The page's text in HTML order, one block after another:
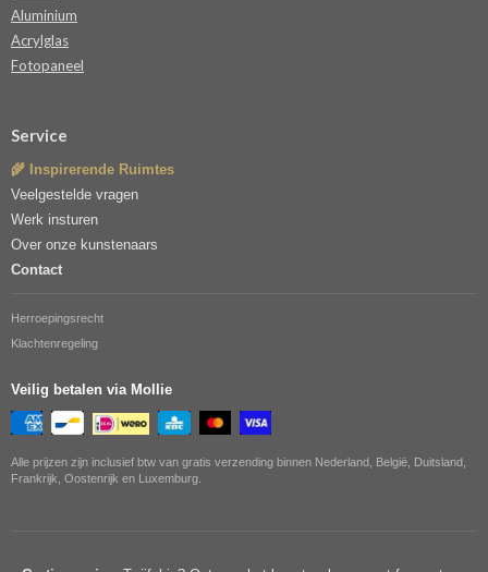
Aluminium
Acrylglas
Fotopaneel
Service
🌾 Inspirerende Ruimtes
Veelgestelde vragen
Werk insturen
Over onze kunstenaars
Contact
Herroepingsrecht
Klachtenregeling
Veilig betalen via Mollie
Alle prijzen zijn inclusief btw van gratis verzending binnen Nederland, België, Duitsland,
Frankrijk, Oostenrijk en Luxemburg.